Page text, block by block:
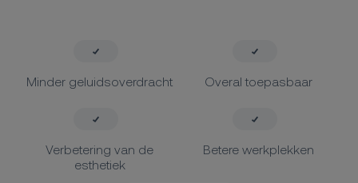
Minder geluidsoverdracht Overal toepasbaar
Verbetering van de
esthetiek
Betere werkplekken